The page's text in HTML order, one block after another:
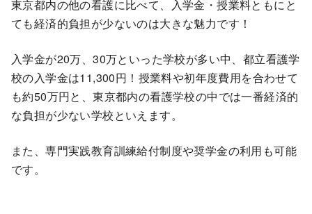
東京都内の他の看護に比べて、入学金・授業料ともにと
ても経済的負担が少ないのは大きな魅力です！
入学金が20万、30万といった学校が多い中、都立看護学
校の入学金は11,300円！授業料や初年度費用を合わせて
も約50万円と、東京都内の看護学校の中では一番経済的
な負担が少ない学校といえます。
また、専門実践教育訓練給付制度や奨学金の利用も可能
です。